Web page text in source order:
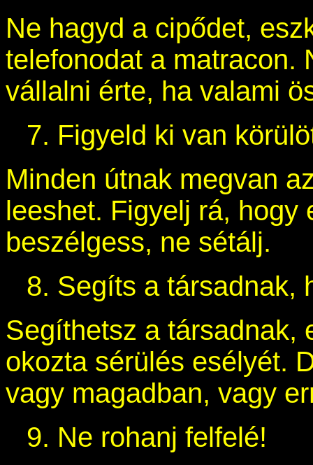
Ne hagyd a cipődet,
telefonodat a matracon.
vállalni érte, ha valami
7. Figyeld ki van
Minden útnak megvan
leeshet. Figyelj rá, hogy
beszélgess, ne sétálj.
8. Segíts a társadnak,
Segíthetsz a társadnak,
okozta sérülés esélyét.
vagy magadban, vagy
9. Ne rohanj felfelé!